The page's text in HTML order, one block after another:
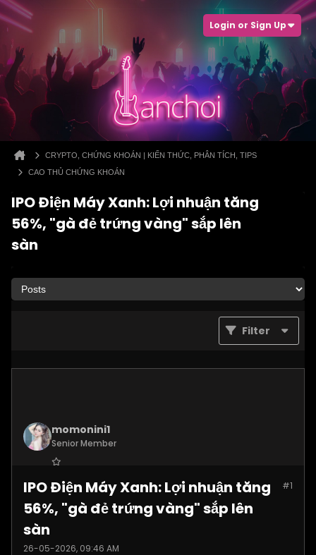
Login or Sign Up
CRYPTO, CHỨNG KHOÁN | KIẾN THỨC, PHÂN TÍCH, TIPS
CAO THỦ CHỨNG KHOÁN
IPO Điện Máy Xanh: Lợi nhuận tăng
56%, "gà đẻ trứng vàng" sắp lên
sàn
Filter
momonini1
Senior Member
Posts:5399 #1
IPO Điện Máy Xanh: Lợi nhuận tăng
56%, "gà đẻ trứng vàng" sắp lên
sàn
26-05-2026, 09:46 AM